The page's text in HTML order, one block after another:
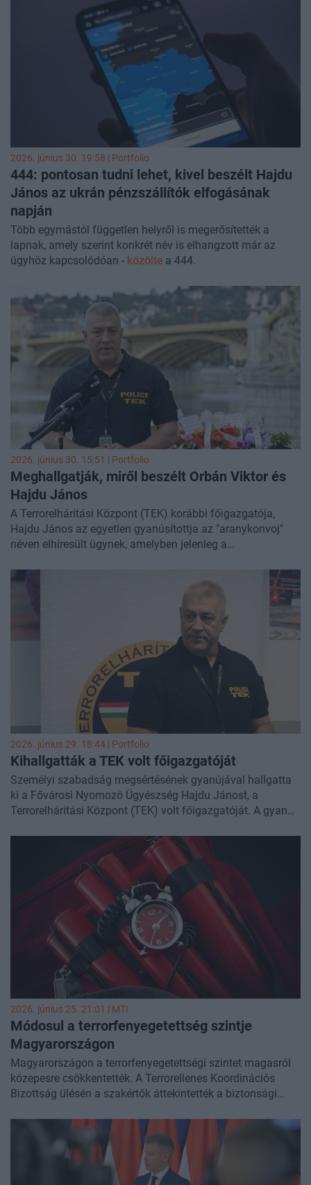
amelyek a különadó meghosszabbítását és a
méltányossági gyógyszertámogatás rendszerének
átalakítását érintik. Ezenfelül pedig továbbra is fókuszban
az időjárás, amely szerdáig nagy kihívás elé állítja az
2026. június 30. 19:58 | Portfolio
444: pontosan tudni lehet, kivel beszélt Hajdu
János az ukrán pénzszállítók elfogásának
napján
Több egymástól független helyről is megerősítették a
lapnak, amely szerint konkrét név is elhangzott már az
ügyhöz kapcsolódóan - közölte a 444.
2026. június 30. 15:51 | Portfolio
Meghallgatják, miről beszélt Orbán Viktor és
Hajdu János
A Terrorelhárítási Központ (TEK) korábbi főigazgatója,
Hajdu János az egyetlen gyanúsítottja az "aranykonvoj"
néven elhíresült ügynek, amelyben jelenleg a
ukrán állampolgár sanyargatással elkövetett személyi
szabadságának megsértése miatt folyik, miközben az
ügyészek arra keresik a választ, hogy miről egyeztetett
Hajdu a fogvatartás óráiban Orbán Viktor volt
miniszterelnökkel egy olyan ügyben, amely időközben
súlyos politikai és ügyészségi belháborút robbantott ki -
Telex.
2026. június 29. 18:44 | Portfolio
Kihallgatták a TEK volt főigazgatóját
Személyi szabadság megsértésének gyanújával hallgatta
ki a Fővárosi Nyomozó Ügyészség Hajdu Jánost, a
Terrorelhárítási Központ (TEK) volt főigazgatóját. A gyanú
akció során jogellenesen és megalázó módon tartott fogva
hét ukrán állampolgárt az úgynevezett aranykonvoj-
ügyben. A volt főigazgató tagadja a bűncselekmény
elkövetését, és szabadlábon védekezik - számolt be a
2026. június 25. 21:01 | MTI
Módosul a terrorfenyegetettség szintje
Magyarországon
Magyarországon a terrorfenyegetettségi szintet magasról
közepesre csökkentették. A Terrorellenes Koordinációs
Bizottság ülésén a szakértők áttekintették a biztonsági
szigorúbb intézkedések fenntartása már nem indokolt. A
döntést Pósfai Gábor belügyminiszter hozta meg a
bizottság javaslata alapján. A terrorfokozatot február 28-
án, az iráni háború kirobbanásának napján emelték meg.